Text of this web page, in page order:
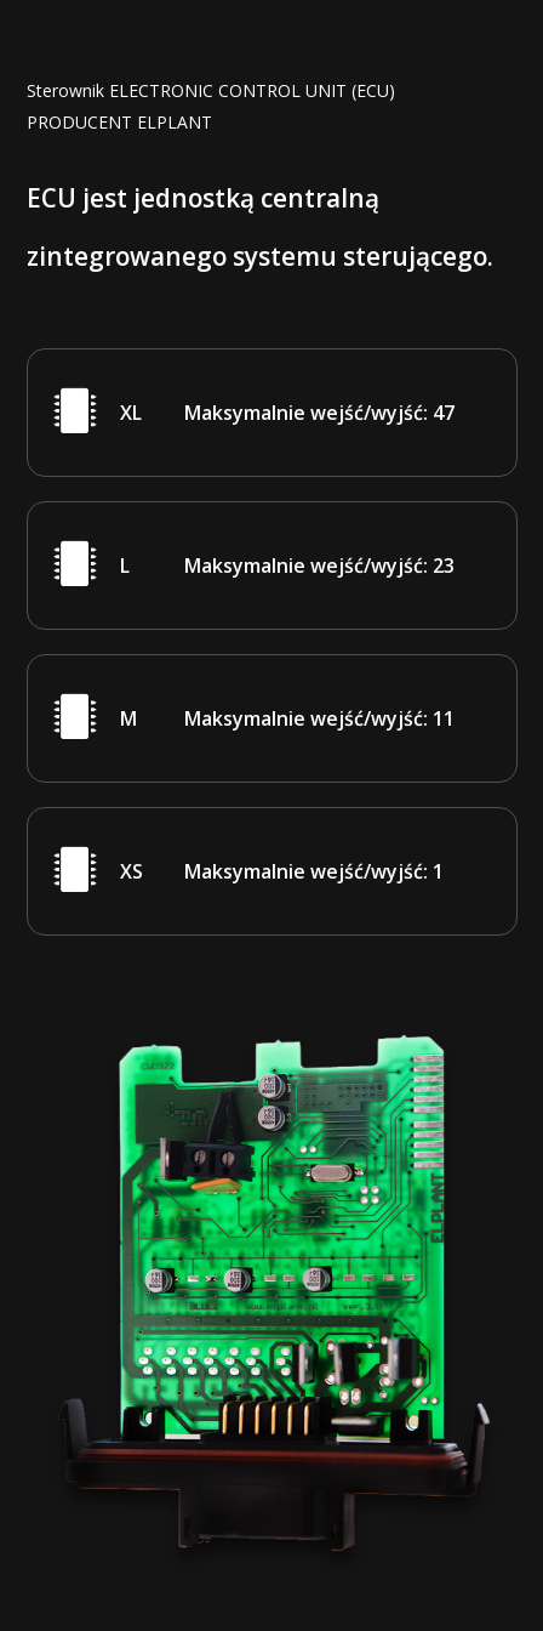
Sterownik ELECTRONIC CONTROL UNIT (ECU)
PRODUCENT ELPLANT
ECU jest jednostką centralną
zintegrowanego systemu sterującego.
XL Maksymalnie wejść/wyjść: 47
L Maksymalnie wejść/wyjść: 23
M Maksymalnie wejść/wyjść: 11
XS Maksymalnie wejść/wyjść: 1